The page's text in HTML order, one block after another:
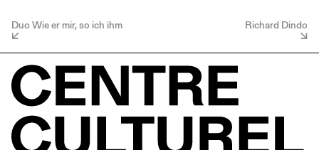
Duo Wie er mir, so ich ihm Richard Dindo